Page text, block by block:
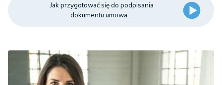
Jak przygotować się do podpisania
dokumentu umowa ...